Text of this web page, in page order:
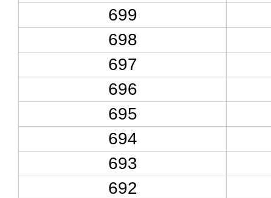
699
698
697
696
695
694
693
692